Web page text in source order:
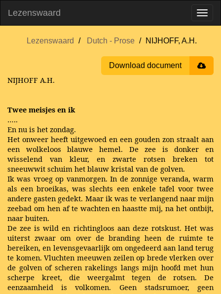
Lezenswaard
Lezenswaard Dutch - Prose NIJHOFF, A.H.
Download document
NIJHOFF A.H.
Twee meisjes en ik
…..
En nu is het zondag.
Het onweer heeft uitgewoed en een gouden zon straalt aan
een wolkeloos blauwe hemel. De zee is donker en
wisselend van kleur, en zwarte rotsen breken tot
sneeuwwit schuim het blauw kristal van de golven.
Ik was vroeg op vanmorgen. In de zonnige veranda, warm
als een broeikas, was slechts een enkele tafel voor twee
andere gasten gedekt. Maar ik was te verlangend naar mijn
zeebad om hen af te wachten en haastte mij, na het ontbijt,
naar buiten.
De zee is wild en richtingloos aan deze rotskust. Het was
uiterst zwaar om over de branding heen de ruimte te
bereiken, en levensgevaarlijk om ongedeerd aan land terug
te komen. Vluchten meeuwen zeilen op brede vlerken over
de golven of scheren rakelings langs mijn hoofd met hun
scherpe kreet, die weergalmt tegen de rotsen. De
eenzaamheid is volkomen. Geen stadsrumoer, geen